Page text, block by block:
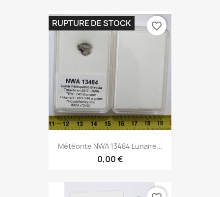
Météorite NWA 13484 Lunaire...
0,00 €
RUPTURE DE STOCK favorite_border